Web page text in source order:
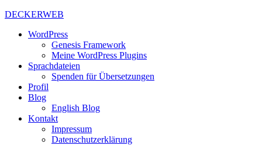
DECKERWEB
WordPress
Genesis Framework
Meine WordPress Plugins
Sprachdateien
Spenden für Übersetzungen
Profil
Blog
English Blog
Kontakt
Impressum
Datenschutzerklärung